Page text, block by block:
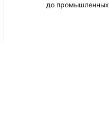
до промышленных